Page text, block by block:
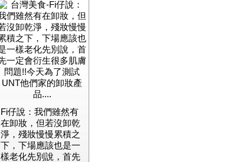
Fi仔說：我們雖然有
在卸妝，但若沒卸乾
淨，殘妝慢慢累積之
下，下場應該也是一
樣老化先別說，首先